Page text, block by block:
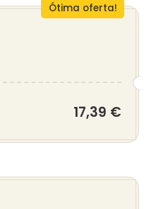
Ótima oferta!
17,39 €